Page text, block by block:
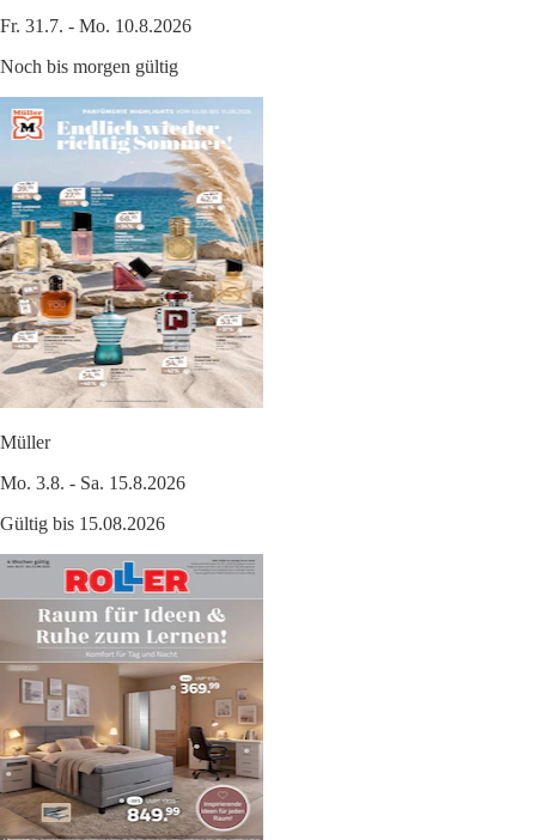
Fr. 31.7. - Mo. 10.8.2026
Noch bis morgen gültig
Müller
Mo. 3.8. - Sa. 15.8.2026
Gültig bis 15.08.2026